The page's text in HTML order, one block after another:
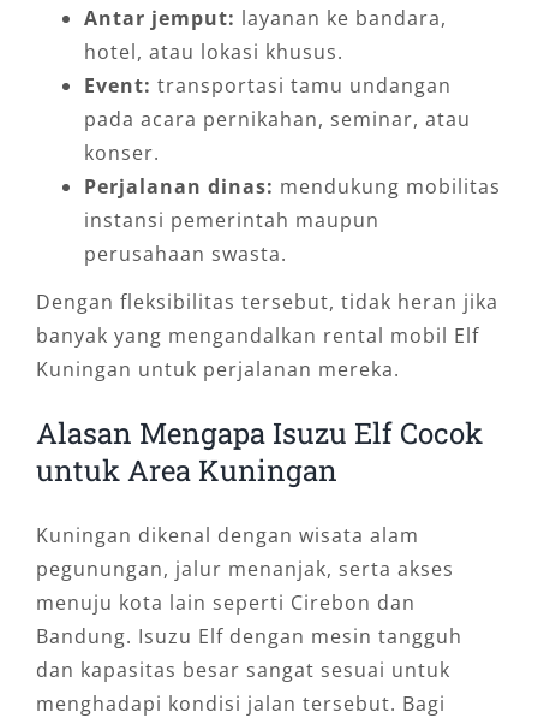
Antar jemput: layanan ke bandara,
hotel, atau lokasi khusus.
Event: transportasi tamu undangan
pada acara pernikahan, seminar, atau
konser.
Perjalanan dinas: mendukung mobilitas
instansi pemerintah maupun
perusahaan swasta.
Dengan fleksibilitas tersebut, tidak heran jika
banyak yang mengandalkan rental mobil Elf
Kuningan untuk perjalanan mereka.
Alasan Mengapa Isuzu Elf Cocok
untuk Area Kuningan
Kuningan dikenal dengan wisata alam
pegunungan, jalur menanjak, serta akses
menuju kota lain seperti Cirebon dan
Bandung. Isuzu Elf dengan mesin tangguh
dan kapasitas besar sangat sesuai untuk
menghadapi kondisi jalan tersebut. Bagi